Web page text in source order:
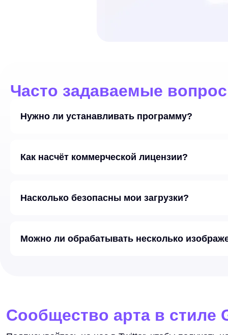
Часто задаваемые
Нужно ли устанавливать программу?
Как насчёт коммерческой лицензии?
Насколько безопасны мои загрузки?
Можно ли обрабатывать несколько
Сообщество арта в стиле